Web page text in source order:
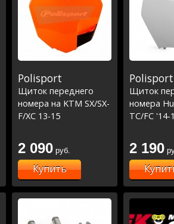
Polisport
Щиток переднего
номера на KTM SX/SX-
F/XC 13-15
2 090 руб.
Купить
Polisport
Щиток
номера
TC/FC
2 190